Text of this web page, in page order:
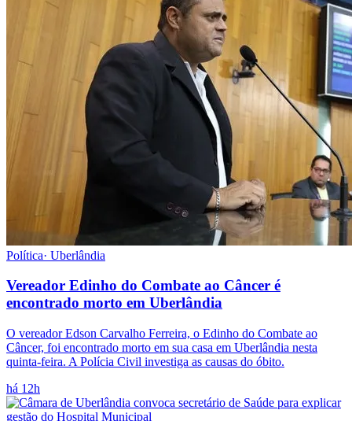
Política· Uberlândia
Vereador Edinho do Combate ao Câncer é
encontrado morto em Uberlândia
O vereador Edson Carvalho Ferreira, o Edinho do Combate ao
Câncer, foi encontrado morto em sua casa em Uberlândia nesta
quinta-feira. A Polícia Civil investiga as causas do óbito.
há 12h